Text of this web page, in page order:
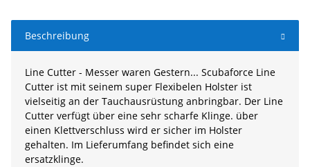
Beschreibung
Line Cutter - Messer waren Gestern... Scubaforce Line
Cutter ist mit seinem super Flexibelen Holster ist
vielseitig an der Tauchausrüstung anbringbar. Der Line
Cutter verfügt über eine sehr scharfe Klinge. über
einen Klettverschluss wird er sicher im Holster
gehalten. Im Lieferumfang befindet sich eine
ersatzklinge.